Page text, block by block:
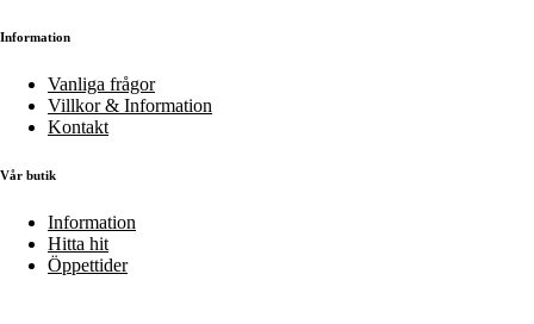
Information
Vanliga frågor
Villkor & Information
Kontakt
Vår butik
Information
Hitta hit
Öppettider